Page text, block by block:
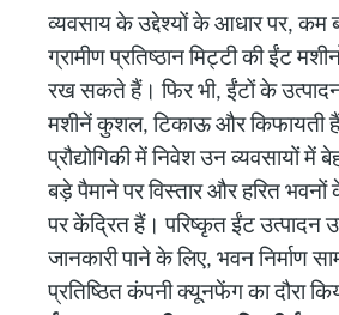
व्यवसाय के उद्देश्यों के आधार पर,
ग्रामीण प्रतिष्ठान मिट्टी की ईंट
रख सकते हैं। फिर भी, ईंटों के
मशीनें कुशल, टिकाऊ और किफायती
प्रौद्योगिकी में निवेश उन व्यवसायों में
बड़े पैमाने पर विस्तार और हरित
पर केंद्रित हैं। परिष्कृत ईंट उत्पादन
जानकारी पाने के लिए, भवन निर्माण
प्रतिष्ठित कंपनी क्यूनफेंग का दौरा